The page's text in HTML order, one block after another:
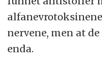
nervene, men at
enda.